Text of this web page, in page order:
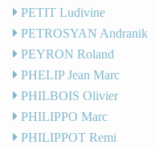
PETIT Ludivine
PETROSYAN Andranik
PEYRON Roland
PHELIP Jean Marc
PHILBOIS Olivier
PHILIPPO Marc
PHILIPPOT Remi